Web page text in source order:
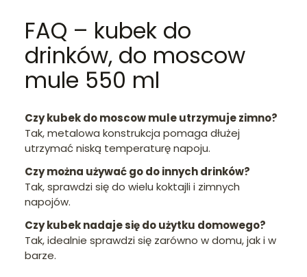
FAQ – kubek do
drinków, do moscow
mule 550 ml
Czy kubek do moscow mule utrzymuje zimno?
Tak, metalowa konstrukcja pomaga dłużej
utrzymać niską temperaturę napoju.
Czy można używać go do innych drinków?
Tak, sprawdzi się do wielu koktajli i zimnych
napojów.
Czy kubek nadaje się do użytku domowego?
Tak, idealnie sprawdzi się zarówno w domu, jak i w
barze.